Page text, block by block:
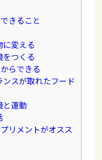
きること
変える
つくる
らできる
スが取れたフード
と運動
リメントがオスス